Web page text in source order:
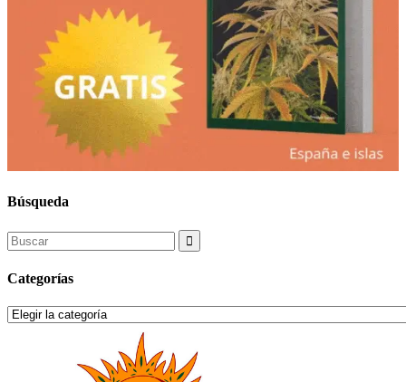
Búsqueda
Search
for:
Categorías
Categorías